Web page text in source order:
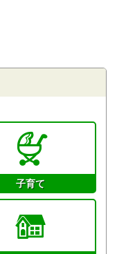
子育て